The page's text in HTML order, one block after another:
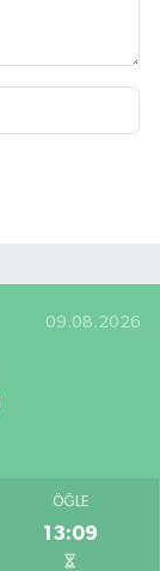
09.08.2026
ÖĞLE
13:09